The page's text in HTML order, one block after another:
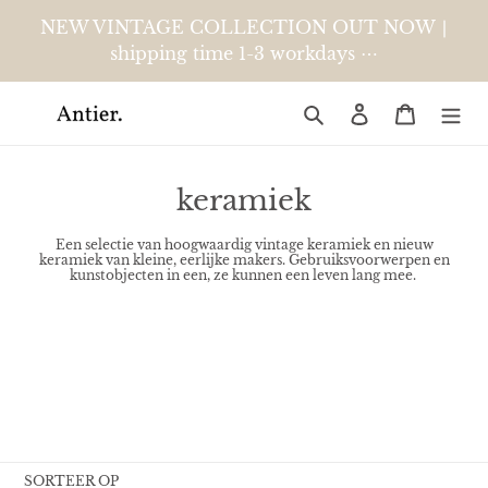
content
NEW VINTAGE COLLECTION OUT NOW ∣
shipping time 1-3 workdays ⋯
ZoekenAanmelden
C
o
l
keramiek
Een selectie van hoogwaardig vintage keramiek en nieuw
keramiek van kleine, eerlijke makers. Gebruiksvoorwerpen en
kunstobjecten in een, ze kunnen een leven lang mee.
SORTEER OP